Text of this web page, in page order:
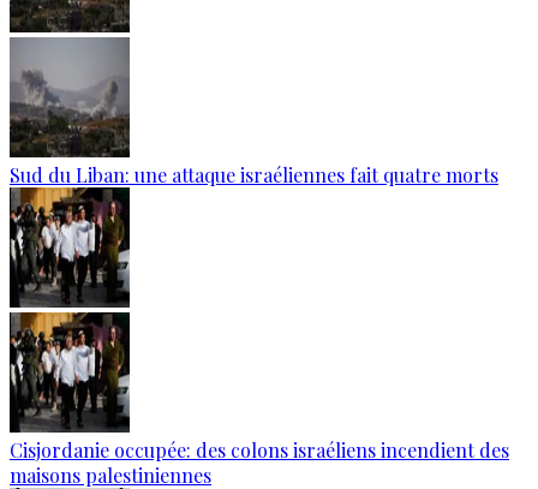
Sud du Liban: une attaque israéliennes fait quatre morts
Cisjordanie occupée: des colons israéliens incendient des
maisons palestiniennes